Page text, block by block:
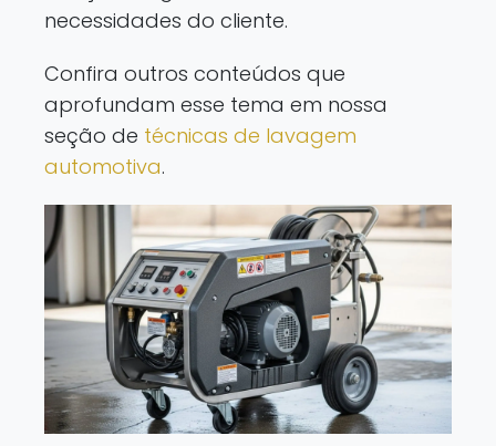
necessidades do cliente.
Confira outros conteúdos que
aprofundam esse tema em nossa
seção de técnicas de lavagem
automotiva.